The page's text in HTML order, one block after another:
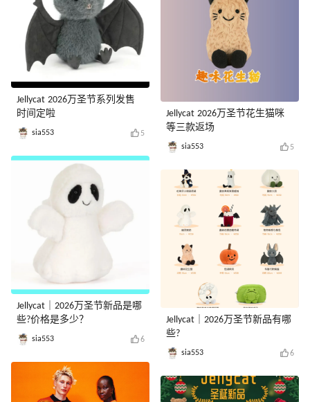
Jellycat 2026万圣节系列发售
时间定啦
sia553 5
Jellycat｜2026万圣节新品是哪
些?价格是多少？
sia553 6
Jellycat 2026万圣节花生猫咪
等三款返场
sia553 5
Jellycat｜2026万圣节新品有哪
些?
sia553 6